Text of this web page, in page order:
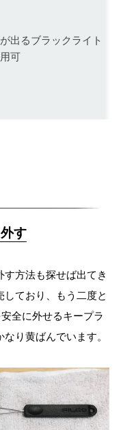
出るブラックライト
可
す
方法も探せば出てき
しており、もう二度と
安全に外せるキープラ
り黄ばんでいます。